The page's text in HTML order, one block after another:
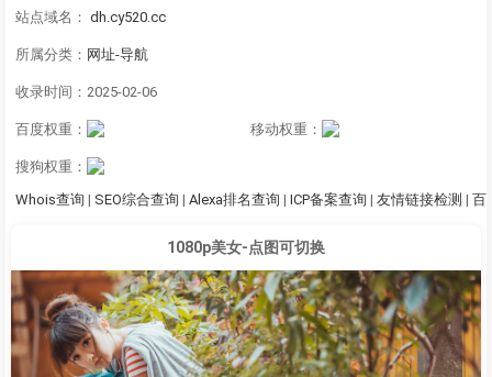
站点域名： dh.cy520.cc
所属分类： 网址-导航
收录时间：2025-02-06
百度权重： 移动权重：
搜狗权重：
Whois查询 | SEO综合查询 | Alexa排名查询 | ICP备案查询 | 友情链接检测 | 百
1080p美女-点图可切换